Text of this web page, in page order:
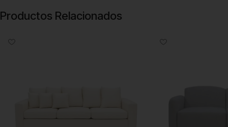
Productos Relacionados